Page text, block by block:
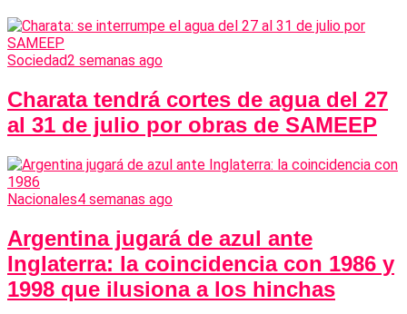
Sociedad2 semanas ago
Charata tendrá cortes de agua del 27
al 31 de julio por obras de SAMEEP
Nacionales4 semanas ago
Argentina jugará de azul ante
Inglaterra: la coincidencia con 1986 y
1998 que ilusiona a los hinchas